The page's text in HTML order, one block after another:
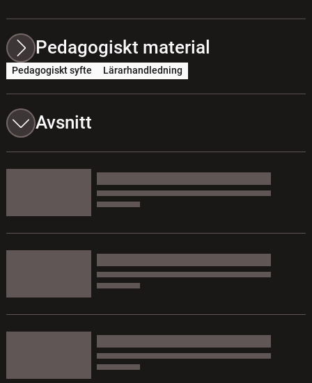
Pedagogiskt material
Pedagogiskt syfte Lärarhandledning
Avsnitt